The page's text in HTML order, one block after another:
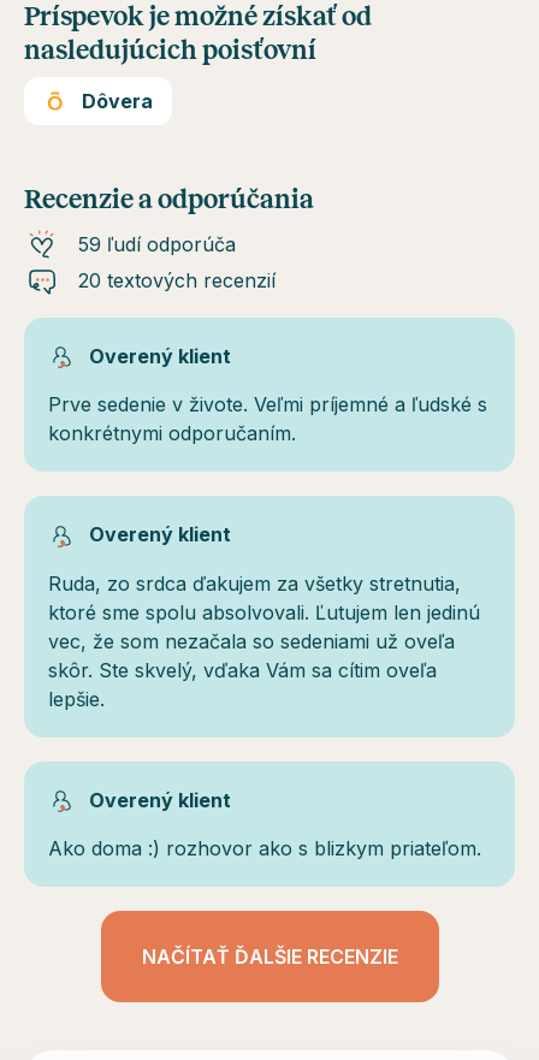
Príspevok je možné získať od
nasledujúcich poisťovní
Dôvera
Recenzie a odporúčania
59 ľudí odporúča
20 textových recenzií
Overený klient
Prve sedenie v živote. Veľmi príjemné a ľudské s
konkrétnymi odporučaním.
Overený klient
Ruda, zo srdca ďakujem za všetky stretnutia,
ktoré sme spolu absolvovali. Ľutujem len jedinú
vec, že som nezačala so sedeniami už oveľa
skôr. Ste skvelý, vďaka Vám sa cítim oveľa
lepšie.
Overený klient
Ako doma :) rozhovor ako s blizkym priateľom.
NAČÍTAŤ ĎALŠIE RECENZIE